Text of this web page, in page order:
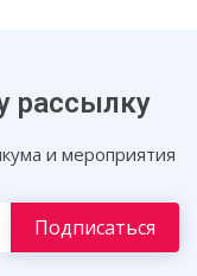
рассылку
и мероприятия